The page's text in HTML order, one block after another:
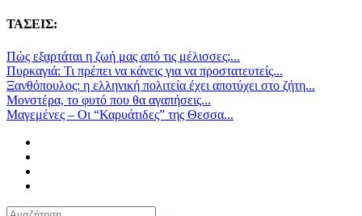
ΤΑΣΕΙΣ:
Πώς εξαρτάται η ζωή μας από τις μέλισσες;...
Πυρκαγιά: Τι πρέπει να κάνεις για να προστατευτείς...
Ξανθόπουλος: η ελληνική πολιτεία έχει αποτύχει στο ζήτη...
Μονστέρα, το φυτό που θα αγαπήσεις...
Μαγεμένες – Οι “Καρυάτιδες” της Θεσσα...